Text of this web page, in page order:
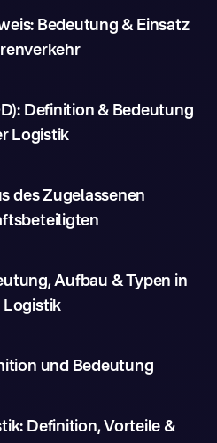
Bedeutung & Einsatz
Definition & Bedeutung
Logistik
des Zugelassenen
Aufbau & Typen in
Logistik
und Bedeutung
Definition, Vorteile &